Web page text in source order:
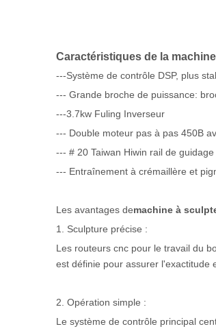
Caractéristiques de la
---Système de contrôle DSP, plus
--- Grande broche de puissance:
---3.7kw Fuling Inverseur
--- Double moteur pas à pas 450B
--- # 20 Taiwan Hiwin rail de
--- Entraînement à crémaillère et
Les avantages demachine à
1. Sculpture précise :
Les routeurs cnc pour le travail du
est définie pour assurer l'exactitude
2. Opération simple :
Le système de contrôle principal